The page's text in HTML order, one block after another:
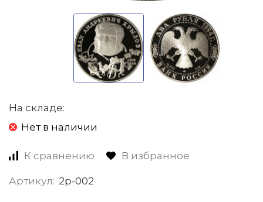
На складе:
Нет в наличии
К сравнению В избранное
Артикул: 2р-002